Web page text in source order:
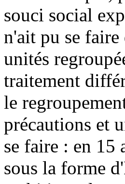
souci social
n'ait pu se faire
unités
traitement
le
précautions et
se faire : en 15
sous la forme